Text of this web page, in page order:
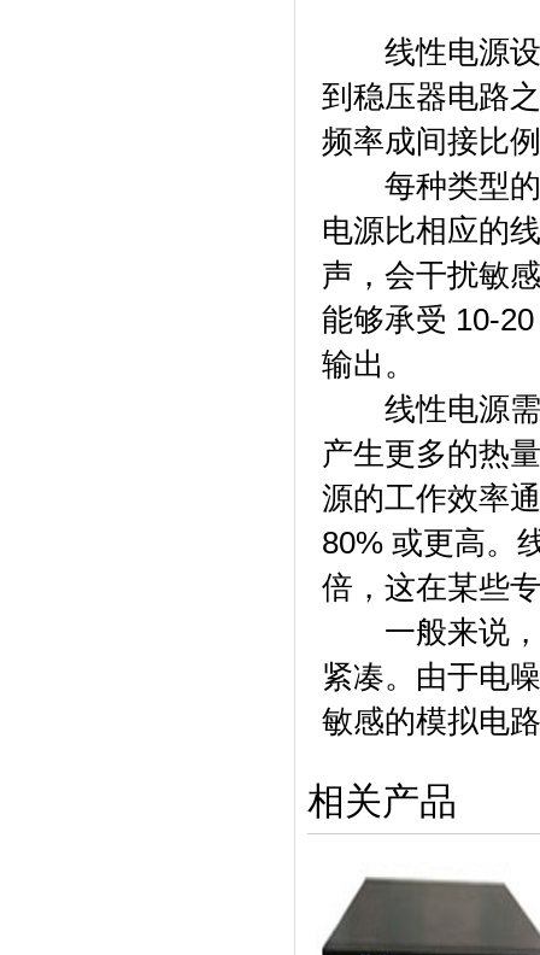
线性电源设
到稳压器电路
频率成间接比
每种类型的
电源比相应的
声，会干扰敏
能够承受 10-
输出。
线性电源需
产生更多的热
源的工作效率
80% 或更高。
倍，这在某些
一般来说，
紧凑。由于电
敏感的模拟电
相关产品